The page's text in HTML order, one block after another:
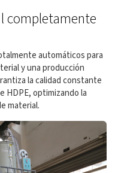
completamente
automáticos para
y una producción
la calidad constante
HDPE, optimizando la
material.